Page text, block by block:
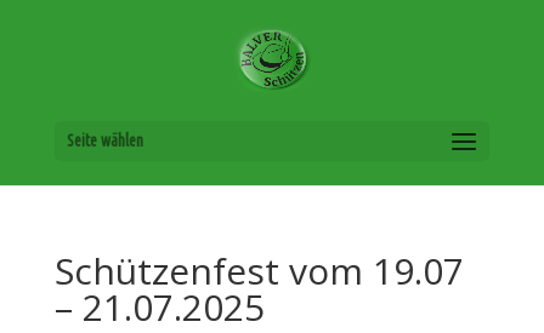
Seite wählen
Schützenfest vom 19.07
– 21.07.2025